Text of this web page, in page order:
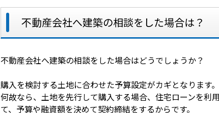
不動産会社へ建築の相談をした場合は？
不動産会社へ建築の相談をした場合はどうでしょうか？
購入を検討する土地に合わせた予算設定がカギとなります。
何故なら、土地を先行して購入する場合、住宅ローンを利
て、予算や融資額を決めて契約締結をするからです。